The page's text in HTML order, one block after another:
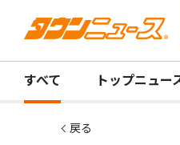
すべて トップニュー
戻る